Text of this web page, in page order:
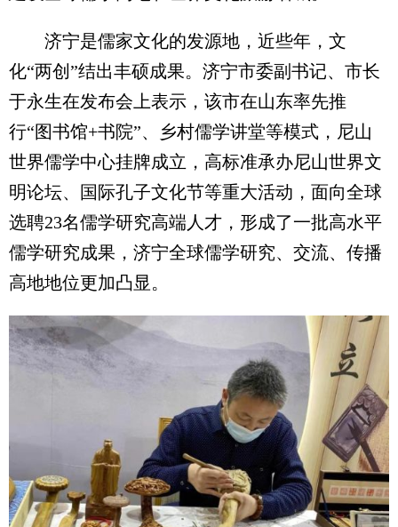
济宁是儒家文化的发源地，近些年，文
化“两创”结出丰硕成果。济宁市委副书记、市长
于永生在发布会上表示，该市在山东率先推
行“图书馆+书院”、乡村儒学讲堂等模式，尼山
世界儒学中心挂牌成立，高标准承办尼山世界文
明论坛、国际孔子文化节等重大活动，面向全球
选聘23名儒学研究高端人才，形成了一批高水平
儒学研究成果，济宁全球儒学研究、交流、传播
高地地位更加凸显。